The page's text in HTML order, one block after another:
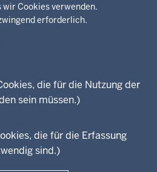
Cookies verwenden.
erforderlich.
die für die Nutzung der
sein müssen.)
die für die Erfassung
sind.)
und Studium